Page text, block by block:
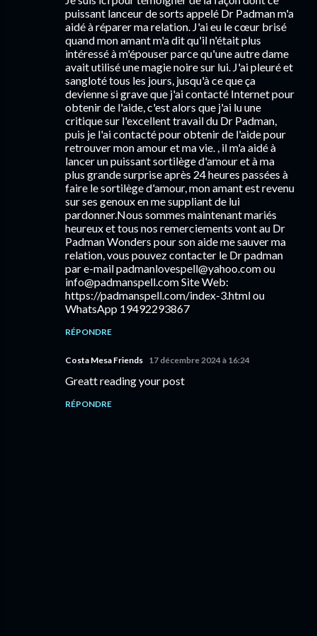
puissant lanceur de sorts appelé Dr Padman m'a
aidé à réparer ma relation. J'ai eu le cœur brisé
quand mon amant m'a dit qu'il n'était plus
intéressé à m'épouser parce qu'une autre dame
avait utilisé une magie noire sur lui. J'ai pleuré et
sangloté tous les jours, jusqu'à ce que ça
devienne si grave que j'ai contacté Internet pour
obtenir de l'aide, c'est alors que j'ai lu une
critique sur l'excellent travail du Dr Padman,
puis je l'ai contacté pour obtenir de l'aide pour
retrouver mon amour et ma vie. , il m'a aidé à
lancer un puissant sortilège d'amour et à ma
plus grande surprise après 24 heures passées à
faire le sortilège d'amour, mon amant est revenu
sur ses genoux en me suppliant de lui
pardonner.Nous sommes maintenant mariés
heureux et tous nos remerciements vont au Dr
Padman Wonders pour son aide me sauver ma
relation, vous pouvez contacter le Dr padman
par e-mail padmanlovespell@yahoo.com ou
info@padmanspell.com Site Web:
https://padmanspell.com/index-3.html ou
WhatsApp 19492293867
RÉPONDRE
Costa Mesa Friends 17 décembre 2024 à 16:24
Greatt reading your post
RÉPONDRE